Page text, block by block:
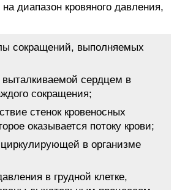
диапазон кровяного давления,
сокращений, выполняемых
выталкиваемой сердцем в
сокращения;
стенок кровеносных
оказывается потоку крови;
циркулирующей в организме
в грудной клетке,